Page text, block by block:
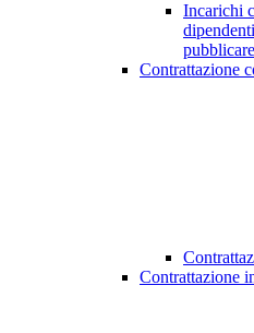
Incarichi
Contrattazione
Contrattazione